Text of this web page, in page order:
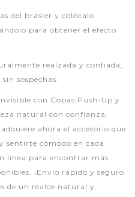
del brasier y colócalo
para obtener el efecto
realzada y confiada,
sospechas.
con Copas Push-Up y
natural con confianza.
ahora el accesorio que
cómodo en cada
línea para encontrar más
¡Envío rápido y seguro
de un realce natural y